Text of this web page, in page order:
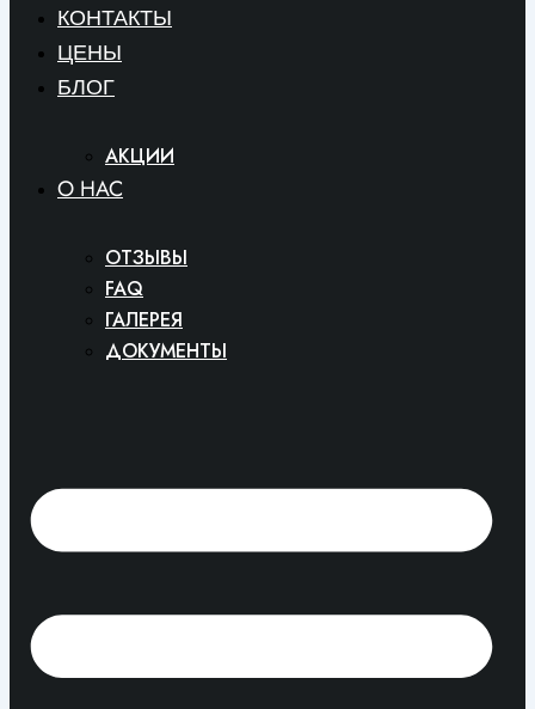
КОНТАКТЫ
ЦЕНЫ
БЛОГ
АКЦИИ
O HAC
ОТЗЫВЫ
FAQ
ГАЛЕРЕЯ
ДОКУМЕНТЫ